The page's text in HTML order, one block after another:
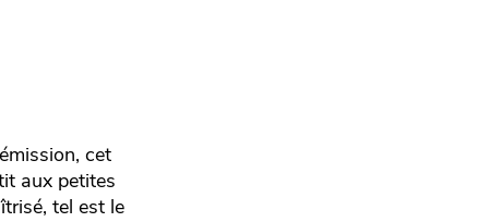
cet
aux petites
tel est le